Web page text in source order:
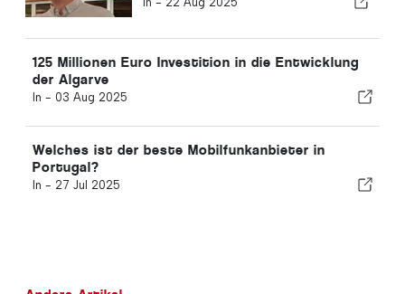
125 Millionen Euro Investition in die Entwicklung
der Algarve
In - 03 Aug 2025
Welches ist der beste Mobilfunkanbieter in
Portugal?
In - 27 Jul 2025